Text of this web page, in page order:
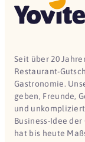
Seit über 20
Restaurant-
Gastronomie.
geben, Freunde,
und
Business-Idee
hat bis heute